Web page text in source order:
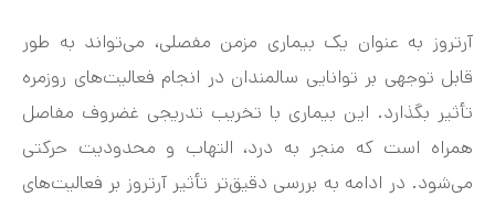
آرتروز به عنوان یک بیماری مزمن مفصلی، می‌تواند به طور
قابل توجهی بر توانایی سالمندان در انجام فعالیت‌های روزمره
تأثیر بگذارد. این بیماری با تخریب تدریجی غضروف مفاصل
همراه است که منجر به درد، التهاب و محدودیت حرکتی
می‌شود. در ادامه به بررسی دقیق‌تر تأثیر آرتروز بر فعالیت‌های